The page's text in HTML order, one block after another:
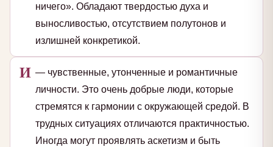
ничего». Обладают твердостью духа и
выносливостью, отсутствием полутонов и
излишней конкретикой.
И — чувственные, утонченные и романтичные
личности. Это очень добрые люди, которые
стремятся к гармонии с окружающей средой. В
трудных ситуациях отличаются практичностью.
Иногда могут проявлять аскетизм и быть